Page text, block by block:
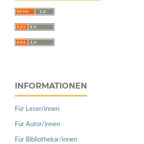
INFORMATIONEN
Für Leser/innen
Für Autor/innen
Für Bibliothekar/innen